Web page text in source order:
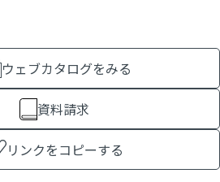
ウェブカタログをみる
資料請求
リンクをコピーする